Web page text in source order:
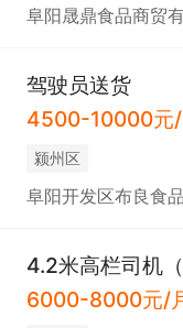
阜阳晟鼎食品商贸
驾驶员送货
4500-10000元/
颍州区
阜阳开发区布良食
4.2米高栏司机
6000-8000元/